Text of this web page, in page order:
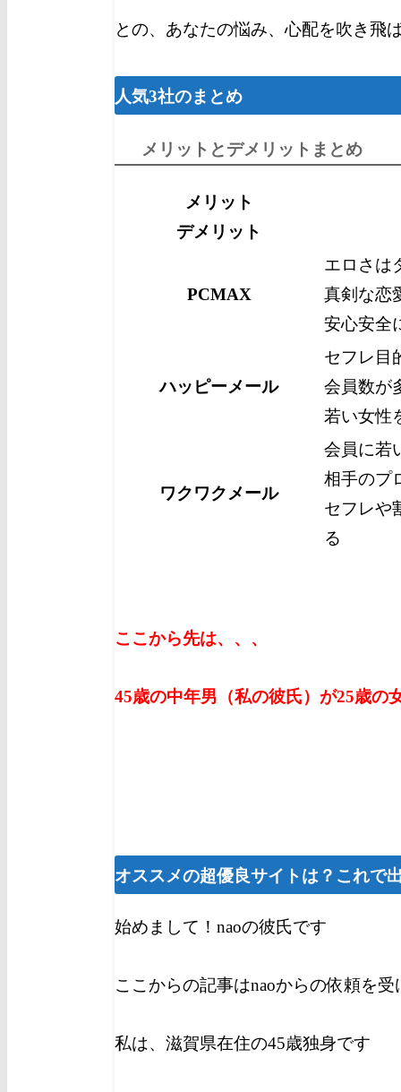
との、あなたの悩み、心配を吹き飛
人気3社のまとめ
メリットとデメリットまとめ
メリット
デメリット
PCMAX
エロさは
真剣な恋
安心安全
ハッピーメール
セフレ目
会員数が
若い女性
ワクワクメール
会員に若
相手のプ
セフレや
る
ここから先は、、、
45歳の中年男（私の彼氏）が25歳の
オススメの超優良サイトは？これで
始めまして！naoの彼氏です
ここからの記事はnaoからの依頼を
私は、滋賀県在住の45歳独身です